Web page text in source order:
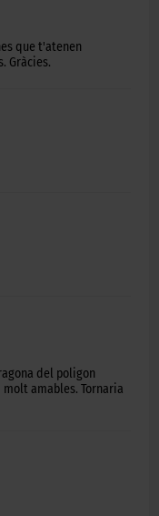
que t'atenen
Gràcies.
del poligon
amables. Tornaria